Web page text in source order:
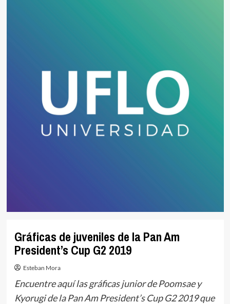
Gráficas de juveniles de la Pan Am
President’s Cup G2 2019
Esteban Mora
Encuentre aquí las gráficas junior de Poomsae y
Kyorugi de la Pan Am President’s Cup G2 2019 que